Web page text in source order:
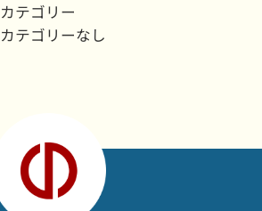
カテゴリー
カテゴリーなし